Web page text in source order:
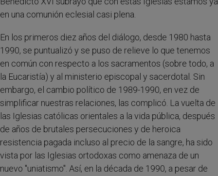
en una comunión eclesial casi plena.
En los primeros diez años del diálogo, desde 1980 hasta
1990, se puntualizó y se puso de relieve lo que tenemos
en común con respecto a los sacramentos (sobre todo, a
la Eucaristía) y al ministerio episcopal y sacerdotal. Sin
embargo, el cambio político de 1989-1990, en vez de
simplificar nuestras relaciones, las complicó. La vuelta de
las Iglesias católicas orientales a la vida pública, después
de años de brutales persecuciones y de heroica
resistencia pagada incluso al precio de la sangre, ha sido
vista por las Iglesias ortodoxas como amenaza de un
nuevo "uniatismo". Así, en la década de 1990, a pesar de